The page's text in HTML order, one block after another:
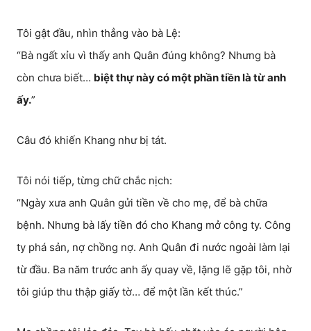
Tôi gật đầu, nhìn thẳng vào bà Lệ:
“Bà ngất xỉu vì thấy anh Quân đúng không? Nhưng bà
còn chưa biết… biệt thự này có một phần tiền là từ anh
ấy.”
Câu đó khiến Khang như bị tát.
Tôi nói tiếp, từng chữ chắc nịch:
“Ngày xưa anh Quân gửi tiền về cho mẹ, để bà chữa
bệnh. Nhưng bà lấy tiền đó cho Khang mở công ty. Công
ty phá sản, nợ chồng nợ. Anh Quân đi nước ngoài làm lại
từ đầu. Ba năm trước anh ấy quay về, lặng lẽ gặp tôi, nhờ
tôi giúp thu thập giấy tờ… để một lần kết thúc.”